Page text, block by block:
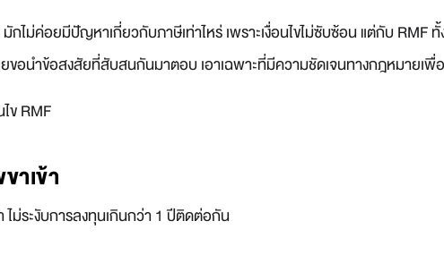
กไม่ค่อยมีปัญหาเกี่ยวกับภาษีเท่าไหร่ เพราะเงื่อนไขไม่ซับซ้อน แต่กับ RMF
อนำข้อสงสัยที่สับสนกันมาตอบ เอาเฉพาะที่มีความชัดเจนทางกฎหมายเพื่
ข RMF
าเข้า
ไม่ระงับการลงทุนเกินกว่า 1 ปีติดต่อกัน